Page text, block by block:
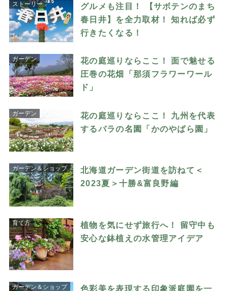
ストーリー
グルメも注目！ 【サボテンのまち
春日井】を全力取材！ 知れば必ず
行きたくなる！
ガーデン
花の庭巡りならここ！ 面で魅せる
圧巻の花畑「那須フラワーワール
ド」
ガーデン
花の庭巡りならここ！ 九州を代表
するバラの名園「かのやばら園」
ガーデン＆ショップ
北海道ガーデン街道を訪ねて＜
2023夏＞十勝&富良野編
育て方
植物を気にせず旅行へ！ 留守中も
安心な鉢植えの水管理アイデア
ガーデン＆ショップ
色彩美を表現する印象派庭園を一